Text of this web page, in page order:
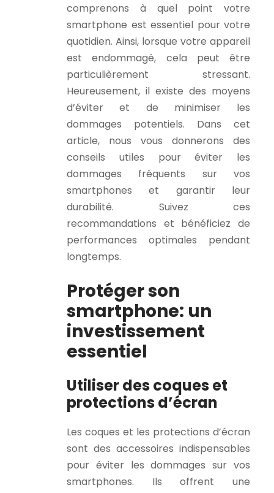
comprenons à quel point votre
smartphone est essentiel pour votre
quotidien. Ainsi, lorsque votre appareil
est endommagé, cela peut être
particulièrement stressant.
Heureusement, il existe des moyens
d’éviter et de minimiser les
dommages potentiels. Dans cet
article, nous vous donnerons des
conseils utiles pour éviter les
dommages fréquents sur vos
smartphones et garantir leur
durabilité. Suivez ces
recommandations et bénéficiez de
performances optimales pendant
longtemps.
Protéger son
smartphone: un
investissement
essentiel
Utiliser des coques et
protections d’écran
Les coques et les protections d’écran
sont des accessoires indispensables
pour éviter les dommages sur vos
smartphones. Ils offrent une